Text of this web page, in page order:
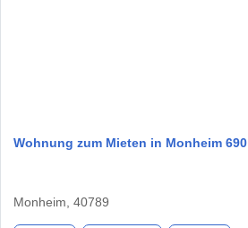
Wohnung zum Mieten in Monheim 690
Monheim, 40789